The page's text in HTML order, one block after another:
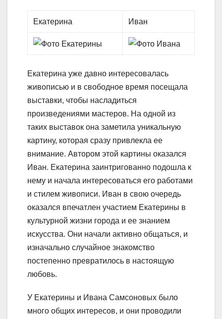
Екатерина Иван
Екатерина уже давно интересовалась
живописью и в свободное время посещала
выставки, чтобы насладиться
произведениями мастеров. На одной из
таких выставок она заметила уникальную
картину, которая сразу привлекла ее
внимание. Автором этой картины оказался
Иван. Екатерина заинтригованно подошла к
нему и начала интересоваться его работами
и стилем живописи. Иван в свою очередь
оказался впечатлен участием Екатерины в
культурной жизни города и ее знанием
искусства. Они начали активно общаться, и
изначально случайное знакомство
постепенно превратилось в настоящую
любовь.
У Екатерины и Ивана Самсоновых было
много общих интересов, и они проводили